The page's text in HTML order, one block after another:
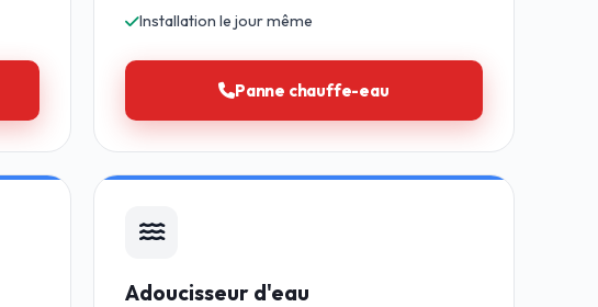
Installation le jour même
Panne chauffe-eau
Adoucisseur d'eau